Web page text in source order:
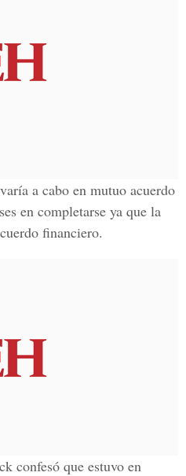
a cabo en mutuo acuerdo
en completarse ya que la
financiero.
confesó que estuvo en